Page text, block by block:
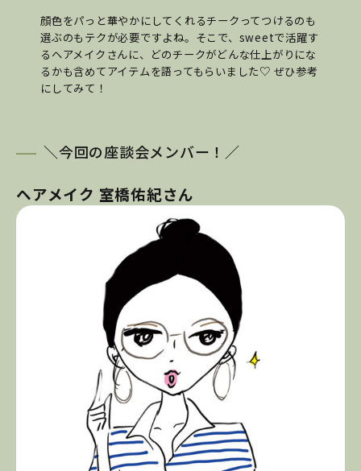
顔色をパっと華やかにしてくれるチークってつけるのも
選ぶのもテクが必要ですよね。そこで、sweetで活躍す
るヘアメイクさんに、どのチークがどんな仕上がりにな
るかも含めてアイテムを語ってもらいました♡ ぜひ参考
にしてみて！
＼今回の座談会メンバー！／
ヘアメイク 室橋佑紀さん